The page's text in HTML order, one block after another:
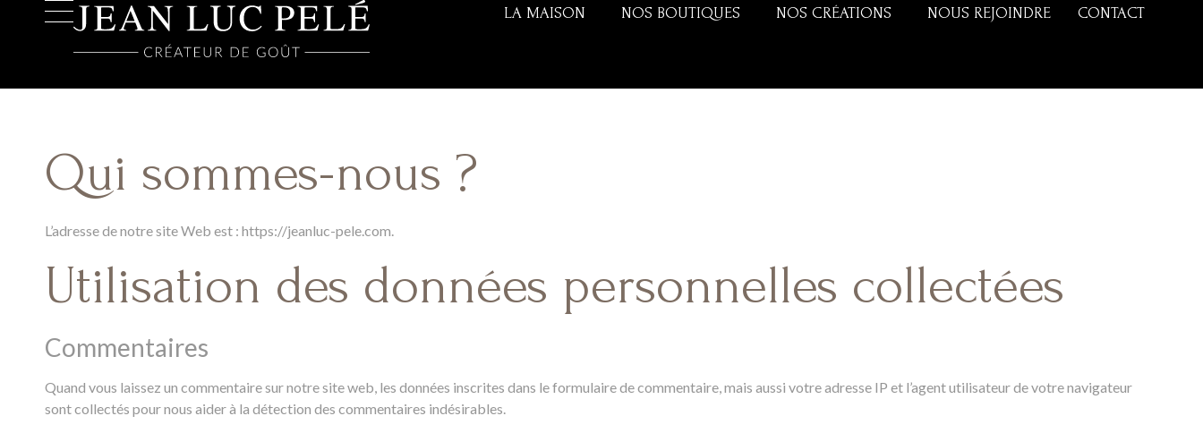
LA MAISON NOS BOUTIQUES NOS CRÉATIONS NOUS REJOINDRE CONTACT
Qui sommes-nous ?
L’adresse de notre site Web est : https://jeanluc-pele.com.
Utilisation des données personnelles collectées
Commentaires
Quand vous laissez un commentaire sur notre site web, les données inscrites dans le formulaire de commentaire, mais aussi votre adresse IP et l’agent utilisateur de votre navigateur
sont collectés pour nous aider à la détection des commentaires indésirables.